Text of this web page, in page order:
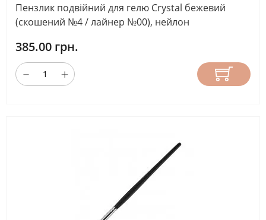
Пензлик подвійний для гелю Crystal бежевий
(скошений №4 / лайнер №00), нейлон
385.00 грн.